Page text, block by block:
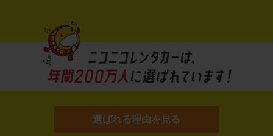
選ばれる理由を見る